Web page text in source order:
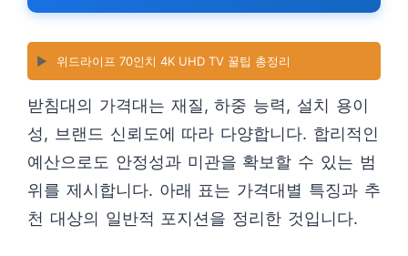
▶️ 위드라이프 70인치 4K UHD TV 꿀팁 총정리
받침대의 가격대는 재질, 하중 능력, 설치 용이
성, 브랜드 신뢰도에 따라 다양합니다. 합리적인
예산으로도 안정성과 미관을 확보할 수 있는 범
위를 제시합니다. 아래 표는 가격대별 특징과 추
천 대상의 일반적 포지션을 정리한 것입니다.